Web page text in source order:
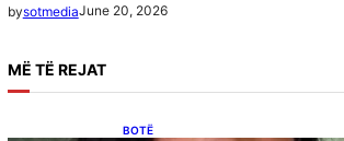
bysotmediaJune 20, 2026
MË TË REJAT
BOTË